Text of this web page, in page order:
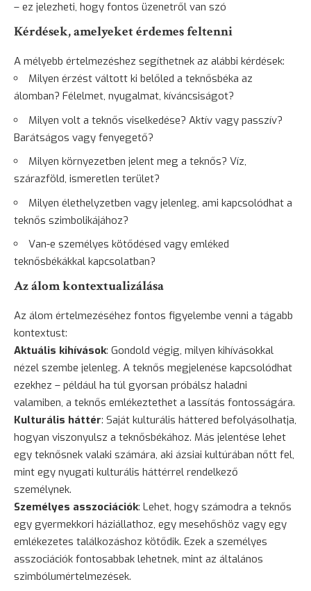
– ez jelezheti, hogy fontos üzenetről van szó
Kérdések, amelyeket érdemes feltenni
A mélyebb értelmezéshez segíthetnek az alábbi kérdések:
Milyen érzést váltott ki belőled a teknősbéka az
álomban? Félelmet, nyugalmat, kíváncsiságot?
Milyen volt a teknős viselkedése? Aktív vagy passzív?
Barátságos vagy fenyegető?
Milyen környezetben jelent meg a teknős? Víz,
szárazföld, ismeretlen terület?
Milyen élethelyzetben vagy jelenleg, ami kapcsolódhat a
teknős szimbolikájához?
Van-e személyes kötődésed vagy emléked
teknősbékákkal kapcsolatban?
Az álom kontextualizálása
Az álom értelmezéséhez fontos figyelembe venni a tágabb
kontextust:
Aktuális kihívások: Gondold végig, milyen kihívásokkal
nézel szembe jelenleg. A teknős megjelenése kapcsolódhat
ezekhez – például ha túl gyorsan próbálsz haladni
valamiben, a teknős emlékeztethet a lassítás fontosságára.
Kulturális háttér: Saját kulturális háttered befolyásolhatja,
hogyan viszonyulsz a teknősbékához. Más jelentése lehet
egy teknősnek valaki számára, aki ázsiai kultúrában nőtt fel,
mint egy nyugati kulturális háttérrel rendelkező
személynek.
Személyes asszociációk: Lehet, hogy számodra a teknős
egy gyermekkori háziállathoz, egy mesehőshöz vagy egy
emlékezetes találkozáshoz kötődik. Ezek a személyes
asszociációk fontosabbak lehetnek, mint az általános
szimbólumértelmezések.